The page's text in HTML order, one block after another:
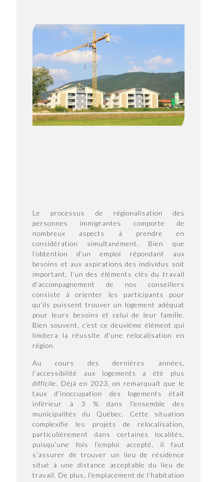
Le processus de régionalisation des
personnes immigrantes comporte de
nombreux aspects à prendre en
considération simultanément. Bien que
l’obtention d’un emploi répondant aux
besoins et aux aspirations des individus soit
important, l’un des éléments clés du travail
d’accompagnement de nos conseillers
consiste à orienter les participants pour
qu’ils puissent trouver un logement adéquat
pour leurs besoins et celui de leur famille.
Bien souvent, c’est ce deuxième élément qui
limitera la réussite d’une relocalisation en
région.
Au cours des dernières années,
l’accessibilité aux logements a été plus
difficile. Déjà en 2023, on remarquait que le
taux d’inoccupation des logements était
inférieur à 3 % dans l’ensemble des
municipalités du Québec. Cette situation
complexifie les projets de relocalisation,
particulièrement dans certaines localités,
puisqu’une fois l’emploi accepté, il faut
s’assurer de trouver un lieu de résidence
situé à une distance acceptable du lieu de
travail. De plus, l’emplacement de l’habitation